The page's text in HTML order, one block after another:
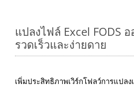
แปลงไฟล์ Excel FODS
รวดเร็วและง่ายดาย
เพิ่มประสิทธิภาพเวิร์กโฟลว์การแปล